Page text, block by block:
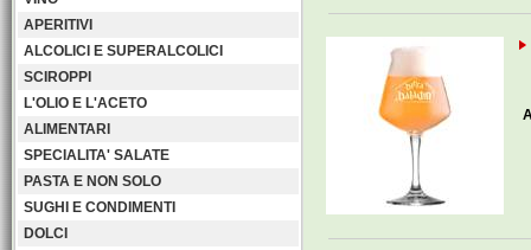
APERITIVI
ALCOLICI E SUPERALCOLICI
SCIROPPI
L'OLIO E L'ACETO
ALIMENTARI
SPECIALITA' SALATE
PASTA E NON SOLO
SUGHI E CONDIMENTI
DOLCI